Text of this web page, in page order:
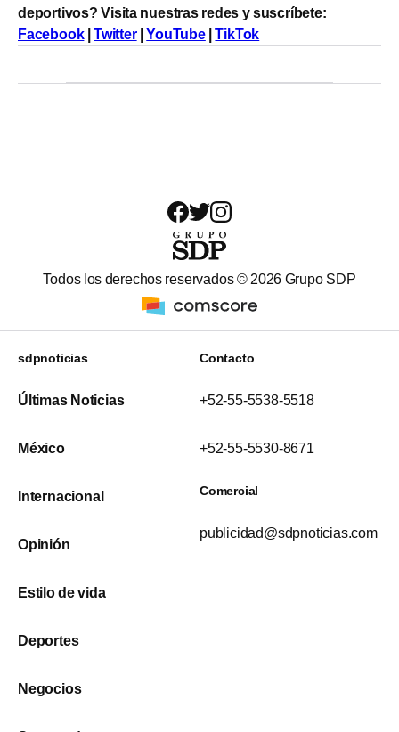
deportivos? Visita nuestras redes y suscríbete:
Facebook|Twitter|YouTube|TikTok
Todos los derechos reservados © 2026 Grupo SDP
sdpnoticias
Últimas Noticias
México
Internacional
Opinión
Estilo de vida
Deportes
Negocios
Contacto
+52-55-5538-5518
+52-55-5530-8671
Comercial
publicidad@sdpnoticias.com